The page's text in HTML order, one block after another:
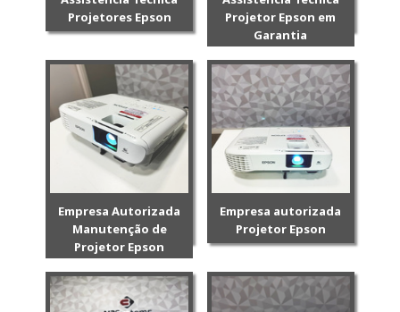
Projetores Epson
Projetor Epson em
Garantia
Empresa Autorizada
Manutenção de
Projetor Epson
Empresa autorizada
Projetor Epson